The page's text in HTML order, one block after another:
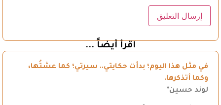
اقرأ أيضاً ...
في مثل هذا اليوم؛ بدأت حكايتي.. سيرتي؛ كما عشتُها،
وكما أتذكرها.
لوند حسين*